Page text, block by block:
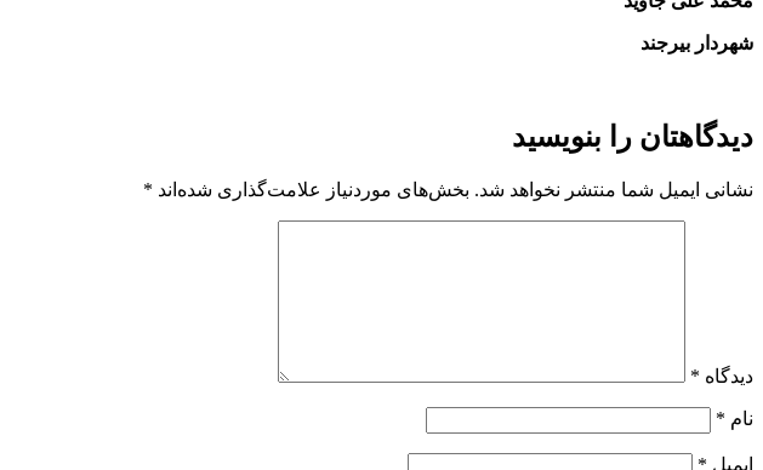
شهردار بیرجند
دیدگاهتان را بنویسید
نشانی ایمیل شما منتشر نخواهد شد. بخش‌های موردنیاز علامت‌گذاری شده‌اند *
دیدگاه *
نام *
ایمیل *